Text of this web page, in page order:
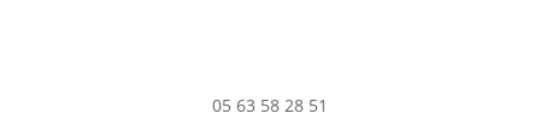
05 63 58 28 51